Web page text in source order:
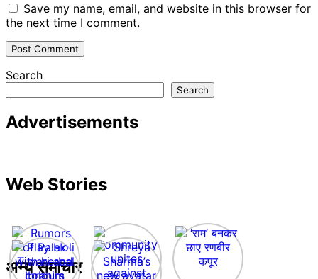
Save my name, email, and website in this browser for
the next time I comment.
Search
Search
Advertisements
Web Stories
अन्य समाचार